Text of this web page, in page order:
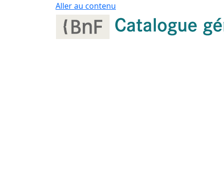
Aller au contenu
Panneau de gestion des cookies